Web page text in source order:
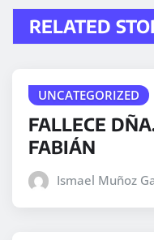
RELATED
UNCATEGORIZED
FALLECE
FABIÁN
Ismael Muñoz